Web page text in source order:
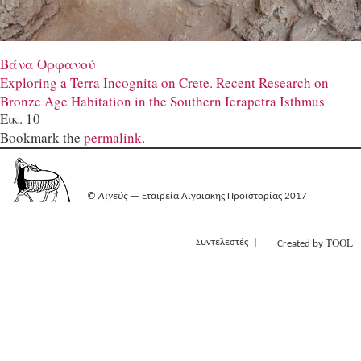
Βάνα Ορφανού
Exploring a Terra Incognita on Crete. Recent Research on
Bronze Age Habitation in the Southern Ierapetra Isthmus
Εικ. 10
Bookmark the permalink.
©Αιγεύς— Εταιρεία Αιγαιακής Προϊστορίας 2017
Συντελεστές Created by TOOL